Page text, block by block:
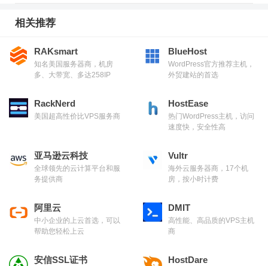
相关推荐
RAKsmart
知名美国服务器商，机房
多、大带宽、多达258IP
BlueHost
WordPress官方推荐主机，
外贸建站的首选
RackNerd
美国超高性价比VPS服务商
HostEase
热门WordPress主机，访问
速度快，安全性高
亚马逊云科技
全球领先的云计算平台和服
务提供商
Vultr
海外云服务器商，17个机
房，按小时计费
阿里云
中小企业的上云首选，可以
帮助您轻松上云
DMIT
高性能、高品质的VPS主机
商
安信SSL证书 HostDare